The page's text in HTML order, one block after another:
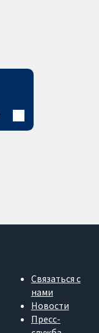
Связаться с
нами
Новости
Пресс-